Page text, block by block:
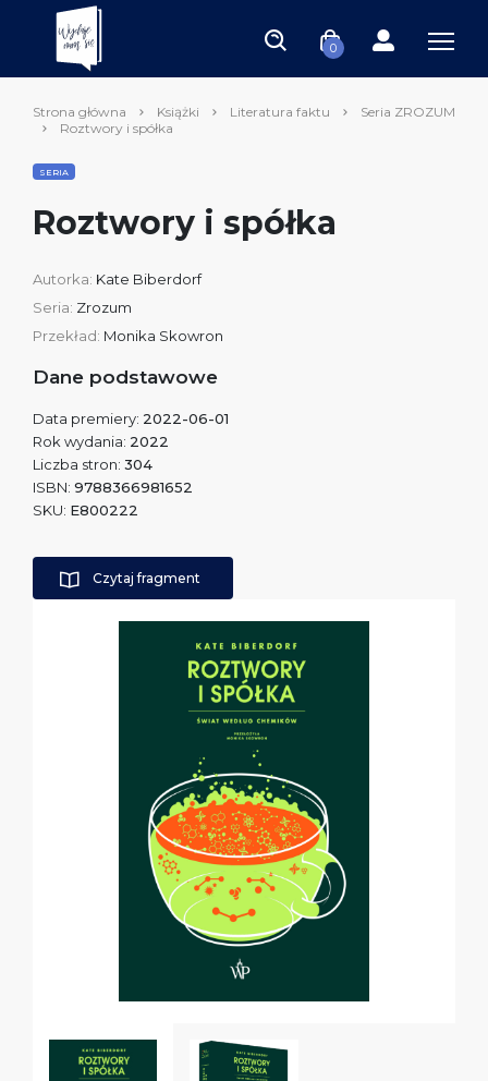
0
Strona główna Książki Literatura faktu
Seria ZROZUM
Roztwory i spółka
SERIA
Roztwory i spółka
Autorka: Kate Biberdorf
Seria: Zrozum
Przekład: Monika Skowron
Dane podstawowe
Data premiery: 2022-06-01
Rok wydania: 2022
Liczba stron: 304
ISBN: 9788366981652
SKU: E800222
Czytaj fragment